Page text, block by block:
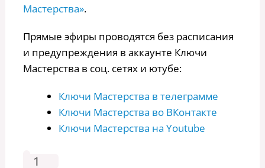
Мастерства».
Прямые эфиры проводятся без расписания
и предупреждения в аккаунте Ключи
Мастерства в соц. сетях и ютубе:
Ключи Мастерства в телеграмме
Ключи Мастерства во ВКонтакте
Ключи Мастерства на Youtube
1